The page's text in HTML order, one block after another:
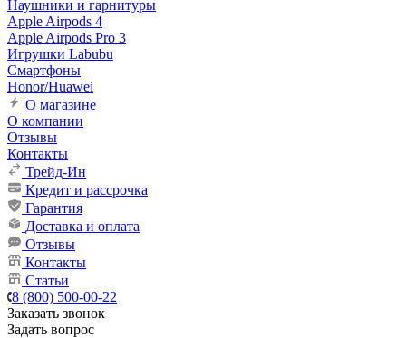
Наушники и гарнитуры
Apple Airpods 4
Apple Airpods Pro 3
Игрушки Labubu
Смартфоны
Honor/Huawei
О магазине
О компании
Отзывы
Контакты
Трейд-Ин
Кредит и рассрочка
Гарантия
Доставка и оплата
Отзывы
Контакты
Статьи
8 (800) 500-00-22
Заказать звонок
Задать вопрос